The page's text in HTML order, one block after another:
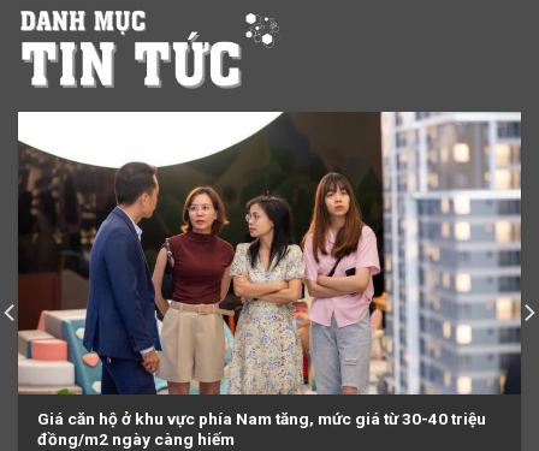
Giá căn hộ ở khu vực phía Nam tăng, mức giá từ 30-40 triệu
đồng/m2 ngày càng hiếm